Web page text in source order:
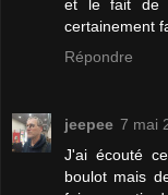
et le fait de
certainement
Répondre
jeepee 7 mai
J'ai écouté
boulot mais